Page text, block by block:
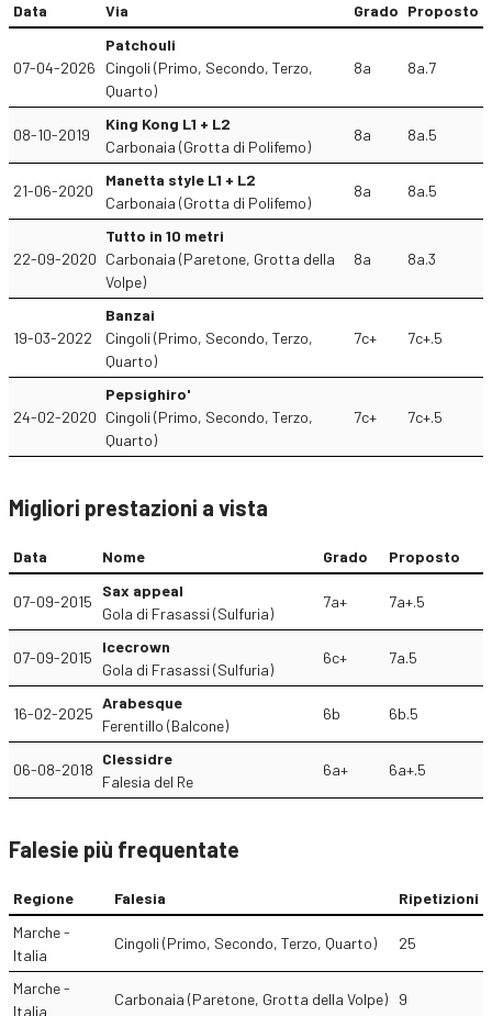
Data Via Grado Proposto
07-04-2026
Patchouli
Cingoli (Primo, Secondo, Terzo,
Quarto)
8a 8a.7
08-10-2019
King Kong L1 + L2
Carbonaia (Grotta di Polifemo)
8a 8a.5
21-06-2020
Manetta style L1 + L2
Carbonaia (Grotta di Polifemo)
8a 8a.5
22-09-2020
Tutto in 10 metri
Carbonaia (Paretone, Grotta della
Volpe)
8a 8a.3
19-03-2022
Banzai
Cingoli (Primo, Secondo, Terzo,
Quarto)
7c+ 7c+.5
24-02-2020
Pepsighiro'
Cingoli (Primo, Secondo, Terzo,
Quarto)
7c+ 7c+.5
Migliori prestazioni a vista
Data Nome Grado Proposto
07-09-2015
Sax appeal
Gola di Frasassi (Sulfuria)
7a+ 7a+.5
07-09-2015
Icecrown
Gola di Frasassi (Sulfuria)
6c+ 7a.5
16-02-2025
Arabesque
Ferentillo (Balcone)
6b 6b.5
06-08-2018
Clessidre
Falesia del Re
6a+ 6a+.5
Falesie più frequentate
Regione Falesia
Ripetizioni
Marche -
Italia
Cingoli (Primo, Secondo, Terzo, Quarto) 25
Marche -
Italia
Carbonaia (Paretone, Grotta della Volpe) 9